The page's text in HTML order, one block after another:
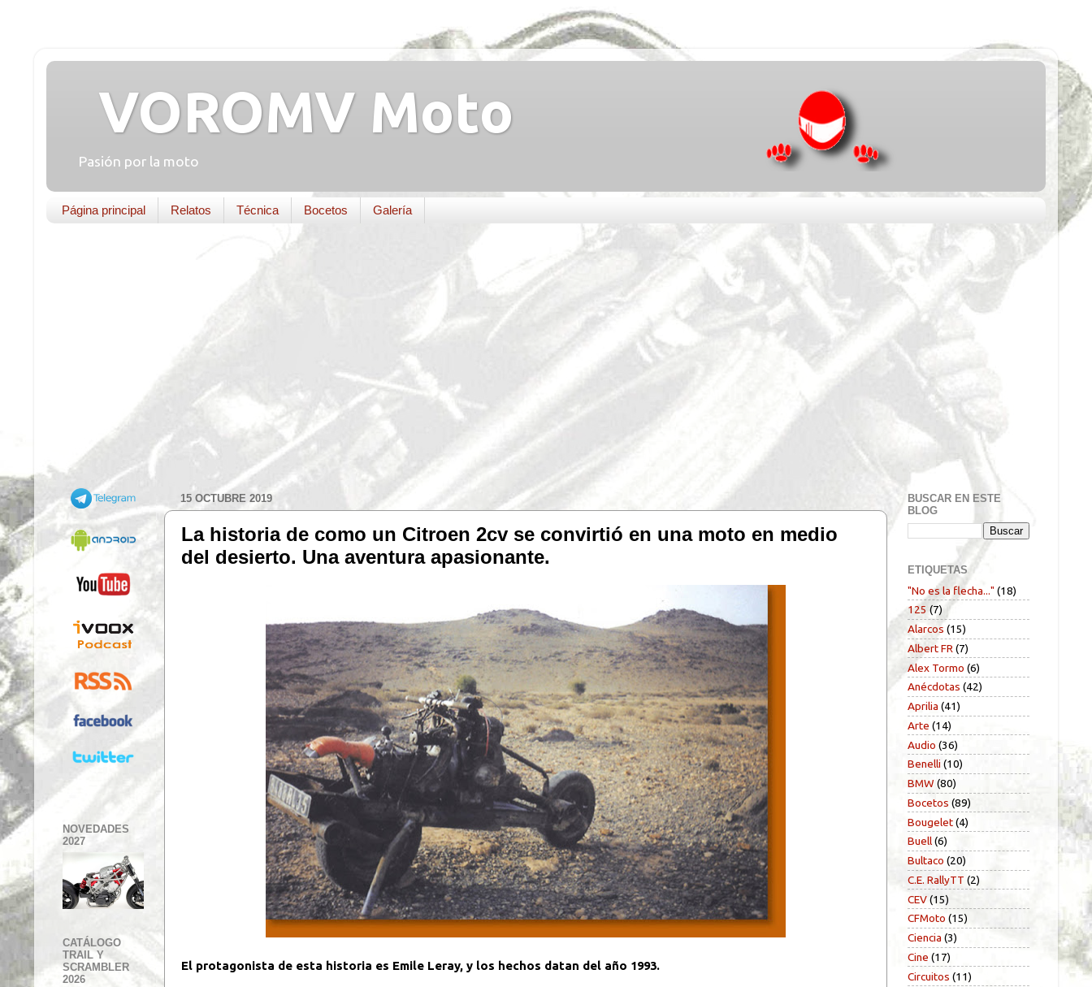
VOROMV Moto
Pasión por la moto
Página principal Relatos Técnica Bocetos Galería
15 OCTUBRE 2019
La historia de como un Citroen 2cv se convirtió en una moto en medio
del desierto. Una aventura apasionante.
El protagonista de esta historia es Emile Leray, y los hechos datan del año 1993.
NOVEDADES
2027
CATÁLOGO
TRAIL Y
SCRAMBLER
2026
BUSCAR EN ESTE
BLOG
ETIQUETAS
"No es la flecha..." (18)
125 (7)
Alarcos (15)
Albert FR (7)
Alex Tormo (6)
Anécdotas (42)
Aprilia (41)
Arte (14)
Audio (36)
Benelli (10)
BMW (80)
Bocetos (89)
Bougelet(4)
Buell(6)
Bultaco (20)
C.E. RallyTT (2)
CEV(15)
CFMoto (15)
Ciencia (3)
Cine (17)
Circuitos (11)